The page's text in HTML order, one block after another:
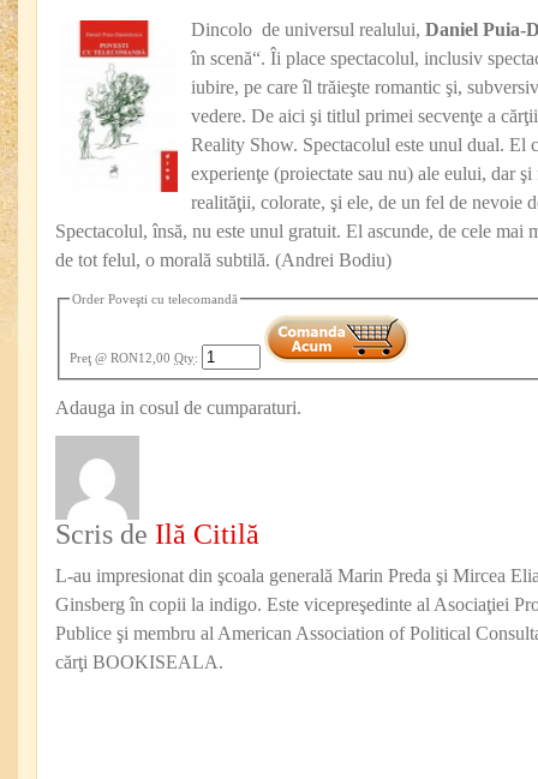
Dincolo de universul realului, Daniel Puia-
în scenă“. Îi place spectacolul, inclusiv
iubire, pe care îl trăieşte romantic şi,
vedere. De aici şi titlul primei secvenţe a
Reality Show. Spectacolul este unul dual. El
experienţe (proiectate sau nu) ale eului, dar
realităţii, colorate, şi ele, de un fel de nevoie
Spectacolul, însă, nu este unul gratuit. El ascunde, de cele mai
de tot felul, o morală subtilă. (Andrei Bodiu)
Order Poveşti cu telecomandă
Preţ @ RON12,00 Qty:
Adauga in cosul de cumparaturi.
Scris de Ilă Citilă
L-au impresionat din şcoala generală Marin Preda şi Mircea
Ginsberg în copii la indigo. Este vicepreşedinte al Asociaţiei
Publice şi membru al American Association of Political
cărţi BOOKISEALA.